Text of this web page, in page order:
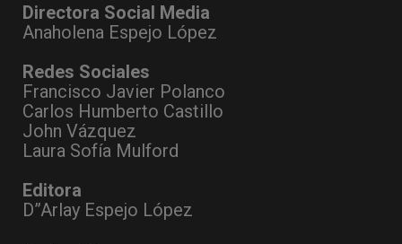
Directora Social Media
Anaholena Espejo López
Redes Sociales
Francisco Javier Polanco
Carlos Humberto Castillo
John Vázquez
Laura Sofía Mulford
Editora
D”Arlay Espejo López